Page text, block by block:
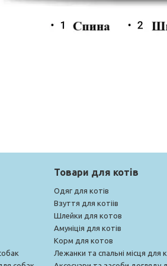
Товари для котів
Одяг для котів
Взуття для котіів
Шлейки для котов
Амуніція для котів
Корм для котов
Лежанки та спальні місця для